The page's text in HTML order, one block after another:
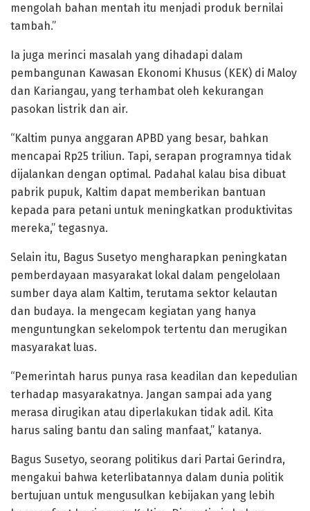
mengolah bahan mentah itu menjadi produk bernilai
tambah.”
Ia juga merinci masalah yang dihadapi dalam
pembangunan Kawasan Ekonomi Khusus (KEK) di Maloy
dan Kariangau, yang terhambat oleh kekurangan
pasokan listrik dan air.
“Kaltim punya anggaran APBD yang besar, bahkan
mencapai Rp25 triliun. Tapi, serapan programnya tidak
dijalankan dengan optimal. Padahal kalau bisa dibuat
pabrik pupuk, Kaltim dapat memberikan bantuan
kepada para petani untuk meningkatkan produktivitas
mereka,” tegasnya.
Selain itu, Bagus Susetyo mengharapkan peningkatan
pemberdayaan masyarakat lokal dalam pengelolaan
sumber daya alam Kaltim, terutama sektor kelautan
dan budaya. Ia mengecam kegiatan yang hanya
menguntungkan sekelompok tertentu dan merugikan
masyarakat luas.
“Pemerintah harus punya rasa keadilan dan kepedulian
terhadap masyarakatnya. Jangan sampai ada yang
merasa dirugikan atau diperlakukan tidak adil. Kita
harus saling bantu dan saling manfaat,” katanya.
Bagus Susetyo, seorang politikus dari Partai Gerindra,
mengakui bahwa keterlibatannya dalam dunia politik
bertujuan untuk mengusulkan kebijakan yang lebih